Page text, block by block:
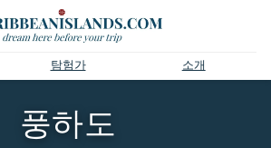
탐험가 소개
풍하도